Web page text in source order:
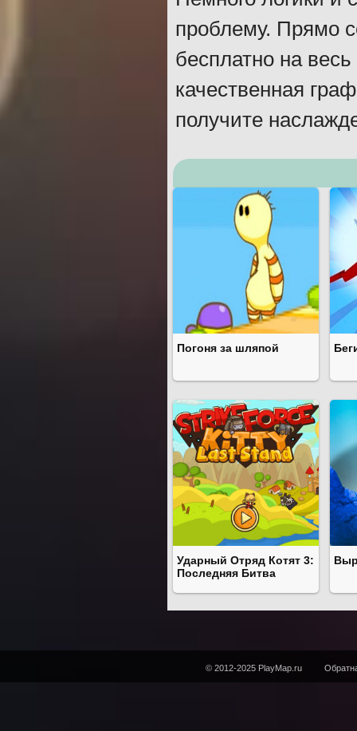
проблему. Прямо
бесплатно на
качественная
получите
Погоня за шляпой
Ударный Отряд Котят 3:
Последняя Битва
© 2012-2025 PlayMap.ru